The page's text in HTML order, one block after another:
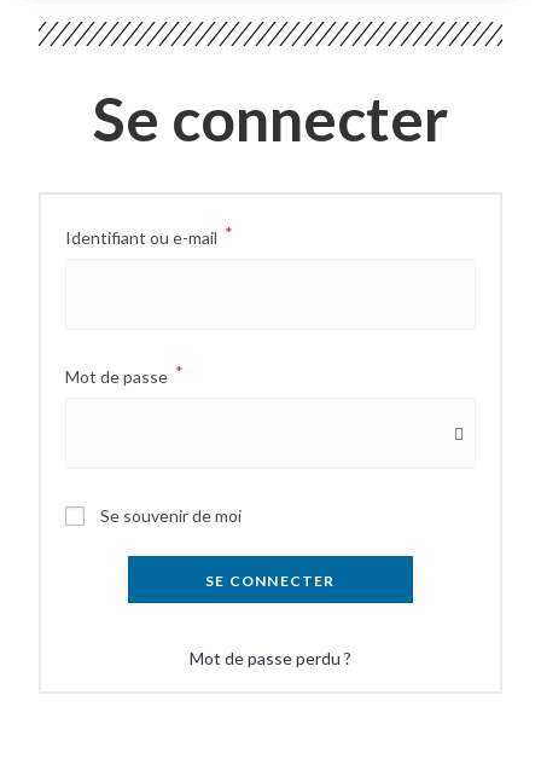
Se connecter
Identifiant ou e-mail *
Mot de passe *
Se souvenir de moi
SE CONNECTER
Mot de passe perdu ?